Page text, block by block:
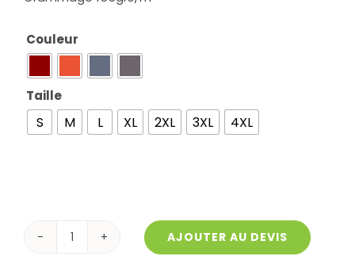
Couleur
Taille
S M L XL 2XL 3XL 4XL
quantité
AJOUTER AU DEVIS